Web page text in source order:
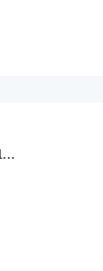
ALQUILER Apartamento PH, Terrazas del Club Hípico